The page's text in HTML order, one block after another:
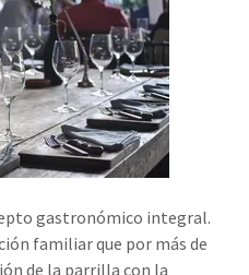
gastronómico integral.
familiar que por más de
de la parrilla con la